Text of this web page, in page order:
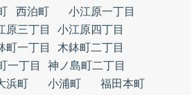
西泊町
小江原一丁目
原三丁目
小江原四丁目
町一丁目
木鉢町二丁目
一丁目
神ノ島町二丁目
浜町 小浦町
福田本町